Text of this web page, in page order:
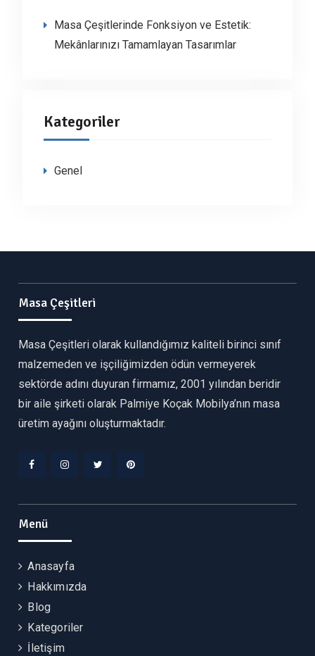
Masa Çeşitlerinde Fonksiyon ve Estetik:
Mekânlarınızı Tamamlayan Tasarımlar
Kategoriler
Genel
Masa Çeşitleri
Masa Çeşitleri olarak kullandığımız kaliteli birinci sınıf
malzemeden ve işçiliğimizden ödün vermeyerek
sektörde adını duyuran firmamız, 2001 yılından beridir
bir aile şirketi olarak Palmiye Koçak Mobilya’nın masa
üretim ayağını oluşturmaktadır.
Menü
Anasayfa
Hakkımızda
Blog
Kategoriler
İletişim